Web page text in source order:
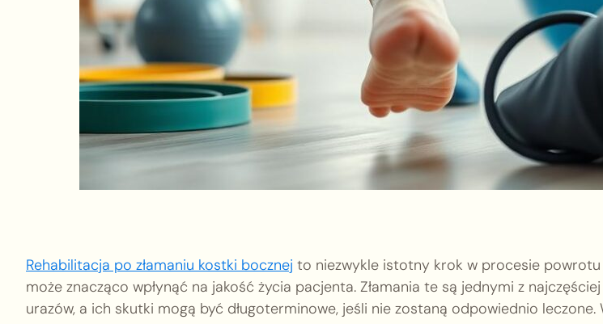
Rehabilitacja po złamaniu kostki bocznej to niezwykle istotny krok w procesie
może znacząco wpłynąć na jakość życia pacjenta. Złamania te są jednymi z
urazów, a ich skutki mogą być długoterminowe, jeśli nie zostaną odpowiednio leczone.